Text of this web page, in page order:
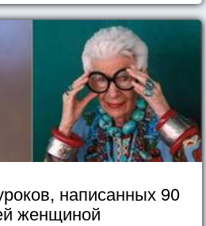
написанных 90
женщиной